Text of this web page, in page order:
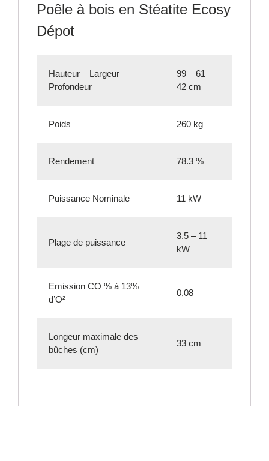
Poêle à bois en Stéatite Ecosy
Dépot
Hauteur – Largeur –
Profondeur
99 – 61 –
42 cm
Poids 260 kg
Rendement 78.3 %
Puissance Nominale 11 kW
Plage de puissance
3.5 – 11
kW
Emission CO % à 13%
d’O²
0,08
Longeur maximale des
bûches (cm)
33 cm